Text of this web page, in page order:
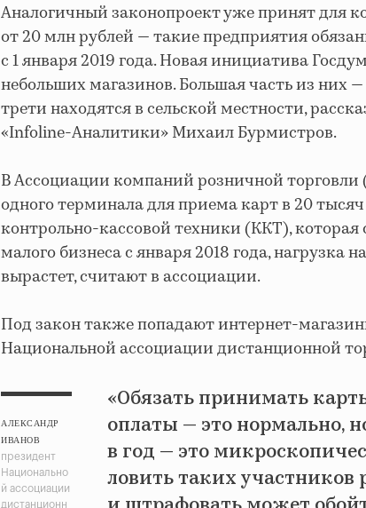
Аналогичный законопроект уже принят для
от 20 млн рублей — такие предприятия
с 1 января 2019 года. Новая инициатива
небольших магазинов. Большая часть из них
трети находятся в сельской местности,
«Infoline-Аналитики» Михаил Бурмистров.
В Ассоциации компаний розничной
одного терминала для приема карт в 20
контрольно-кассовой техники (ККТ), которая
малого бизнеса с января 2018 года, нагрузка
вырастет, считают в ассоциации.
Под закон также попадают интернет-
Национальной ассоциации дистанционной
АЛЕКСАНДР
ИВАНОВ
президент
Национально
й ассоциации
дистанционн
«Обязать принимать
оплаты — это нормально,
в год — это
ловить таких